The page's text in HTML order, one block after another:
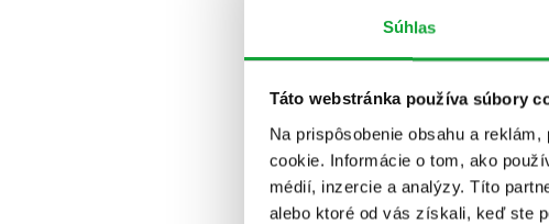
Súhlas
Táto webstránka používa súbory
Na prispôsobenie obsahu a
cookie. Informácie o tom, ako
médií, inzercie a analýzy. Títo
alebo ktoré od vás získali, keď ste